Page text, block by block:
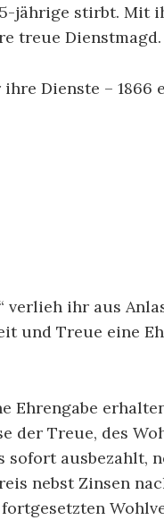
jährige stirbt.
treue Dienstmagd.
Dienste – 1866
verlieh ihr aus
und Treue eine
Ehrengabe
der Treue, des
sofort ausbezahlt,
nebst Zinsen